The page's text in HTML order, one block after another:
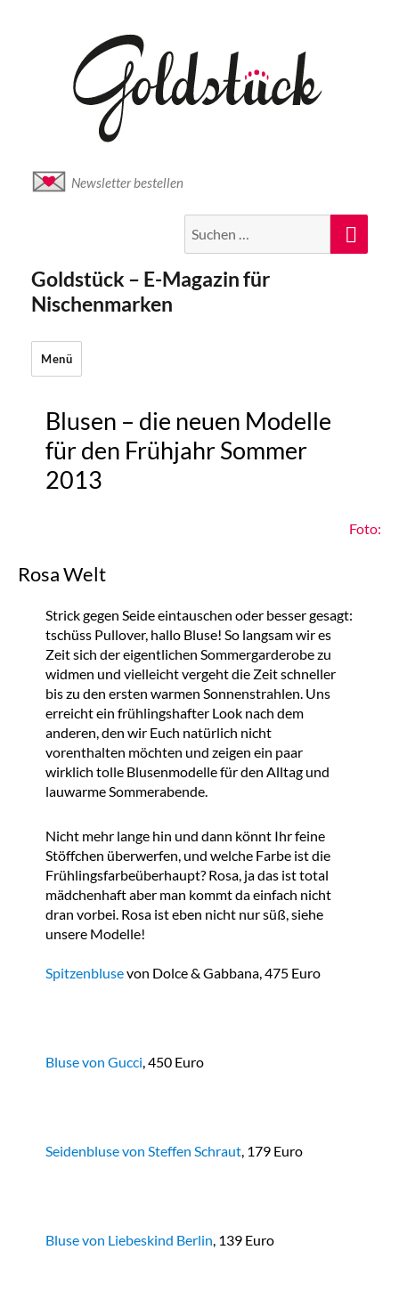
Newsletter bestellen
nach:
Goldstück – E-Magazin für
Nischenmarken
Menü
Blusen – die neuen Modelle
für den Frühjahr Sommer
2013
Foto:
Rosa Welt
Strick gegen Seide eintauschen oder besser gesagt:
tschüss Pullover, hallo Bluse! So langsam wir es
Zeit sich der eigentlichen Sommergarderobe zu
widmen und vielleicht vergeht die Zeit schneller
bis zu den ersten warmen Sonnenstrahlen. Uns
erreicht ein frühlingshafter Look nach dem
anderen, den wir Euch natürlich nicht
vorenthalten möchten und zeigen ein paar
wirklich tolle Blusenmodelle für den Alltag und
lauwarme Sommerabende.
Nicht mehr lange hin und dann könnt Ihr feine
Stöffchen überwerfen, und welche Farbe ist die
Frühlingsfarbeüberhaupt? Rosa, ja das ist total
mädchenhaft aber man kommt da einfach nicht
dran vorbei. Rosa ist eben nicht nur süß, siehe
unsere Modelle!
Spitzenblusevon Dolce & Gabbana, 475 Euro
Bluse von Gucci, 450 Euro
Seidenbluse von Steffen Schraut, 179 Euro
Bluse von Liebeskind Berlin, 139 Euro